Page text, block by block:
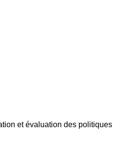
et évaluation des politiques